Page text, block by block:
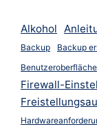
Alkohol
Backup
Backup
Benutzeroberfläche
Firewall-